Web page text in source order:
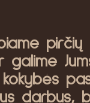
pirčių
galime
darbus,